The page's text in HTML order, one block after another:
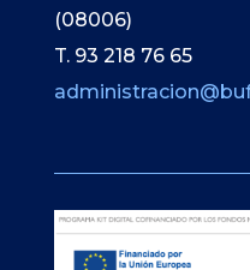
(08006)
T. 93 218 76 65